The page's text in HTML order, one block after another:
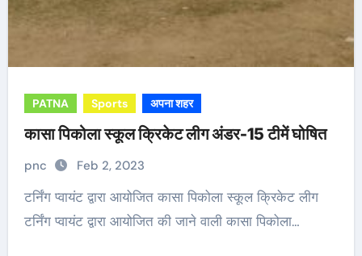
PATNA Sports अपना शहर
कासा पिकोला स्कूल क्रिकेट लीग अंडर-15 टीमें घोषित
pnc Feb 2, 2023
टर्निंग प्वायंट द्वारा आयोजित कासा पिकोला स्कूल क्रिकेट लीग
टर्निंग प्वायंट द्वारा आयोजित की जाने वाली कासा पिकोला…